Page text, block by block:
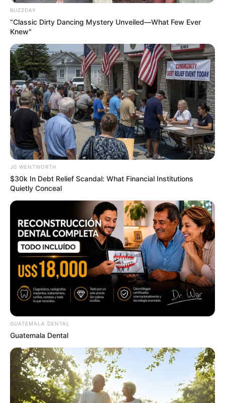
Where Are They Now? 9 Ex-Actors Found
Unexpected Career Paths
BRAINBERRIES
15 Things You Do Everyday That The Bible
Forbids: Are You Guilty?
Tallest Women On Earth — Their Height Is Jaw-
Dropping
BRAINBERRIES
BUZZDAY
“Classic Dirty Dancing Mystery Unveiled—What Few Ever
Knew"
JG WENTWORTH
$30k In Debt Relief Scandal: What Financial Institutions
Quietly Conceal
GUATEMALA DENTAL
Guatemala Dental